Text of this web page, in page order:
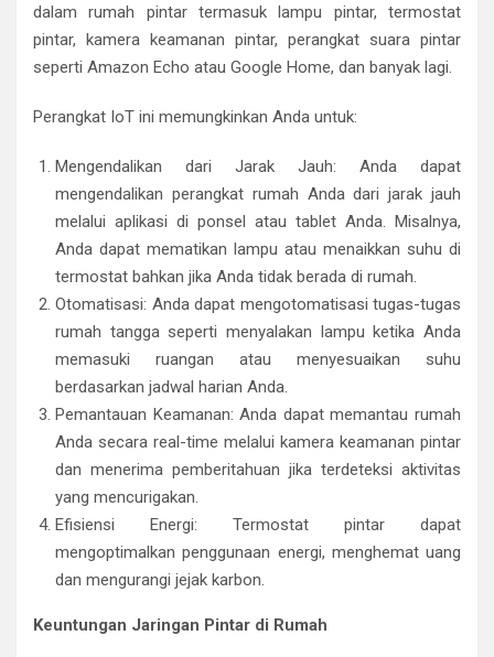
dalam rumah pintar termasuk lampu pintar, termostat
pintar, kamera keamanan pintar, perangkat suara pintar
seperti Amazon Echo atau Google Home, dan banyak lagi.
Perangkat IoT ini memungkinkan Anda untuk:
Mengendalikan dari Jarak Jauh: Anda dapat
mengendalikan perangkat rumah Anda dari jarak jauh
melalui aplikasi di ponsel atau tablet Anda. Misalnya,
Anda dapat mematikan lampu atau menaikkan suhu di
termostat bahkan jika Anda tidak berada di rumah.
Otomatisasi: Anda dapat mengotomatisasi tugas-tugas
rumah tangga seperti menyalakan lampu ketika Anda
memasuki ruangan atau menyesuaikan suhu
berdasarkan jadwal harian Anda.
Pemantauan Keamanan: Anda dapat memantau rumah
Anda secara real-time melalui kamera keamanan pintar
dan menerima pemberitahuan jika terdeteksi aktivitas
yang mencurigakan.
Efisiensi Energi: Termostat pintar dapat
mengoptimalkan penggunaan energi, menghemat uang
dan mengurangi jejak karbon.
Keuntungan Jaringan Pintar di Rumah